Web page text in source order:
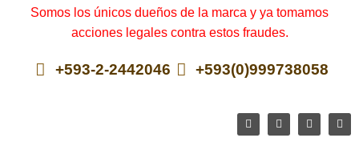
Somos los únicos dueños de la marca y ya tomamos
acciones legales contra estos fraudes.
+593-2-2442046 +593(0)999738058